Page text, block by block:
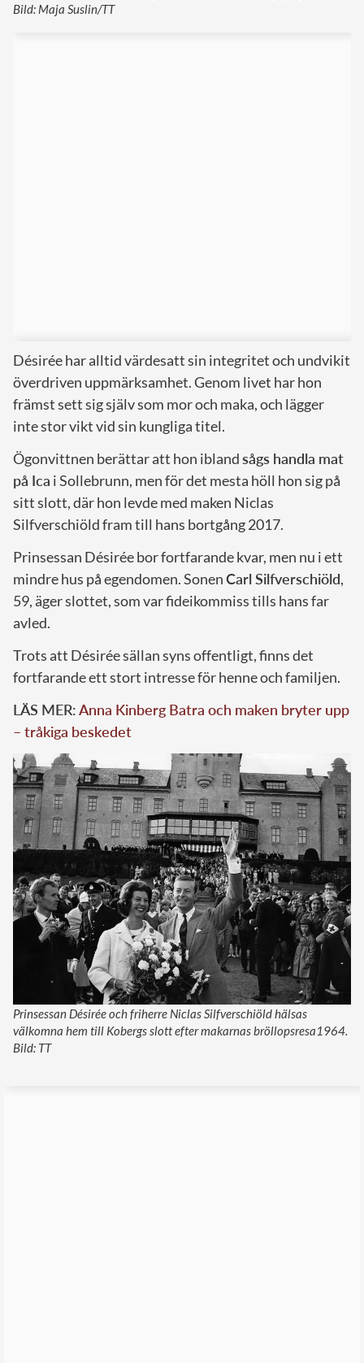
Bild: Maja Suslin/TT
Désirée har alltid värdesatt sin integritet och undvikit
överdriven uppmärksamhet. Genom livet har hon
främst sett sig själv som mor och maka, och lägger
inte stor vikt vid sin kungliga titel.
Ögonvittnen berättar att hon iblandsågs handla mat
på Ica i Sollebrunn, men för det mesta höll hon sig på
sitt slott, där hon levde med maken Niclas
Silfverschiöld fram till hans bortgång 2017.
Prinsessan Désirée bor fortfarande kvar, men nu i ett
mindre hus på egendomen. SonenCarl Silfverschiöld,
59, äger slottet, som var fideikommiss tills hans far
avled.
Trots att Désirée sällan syns offentligt, finns det
fortfarande ett stort intresse för henne och familjen.
LÄS MER:Anna Kinberg Batra och maken bryter upp
– tråkiga beskedet
Prinsessan Désirée och friherre Niclas Silfverschiöld hälsas
välkomna hem till Kobergs slott efter makarnas bröllopsresa1964.
Bild: TT